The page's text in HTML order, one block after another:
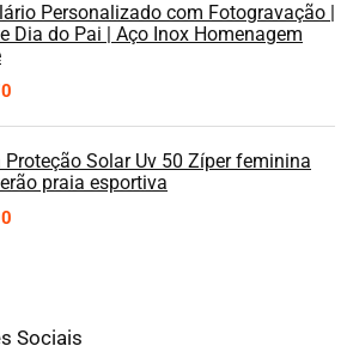
Personalizado com Fotogravação |
Dia do Pai | Aço Inox Homenagem
Proteção Solar Uv 50 Zíper feminina
praia esportiva
Sociais